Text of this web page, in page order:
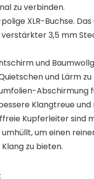
zu verbinden.
XLR-Buchse.
3,5 mm
und
und Lärm
Abschirmung
Klangtreue und
Kupferleiter sind
um einen
zu bieten.